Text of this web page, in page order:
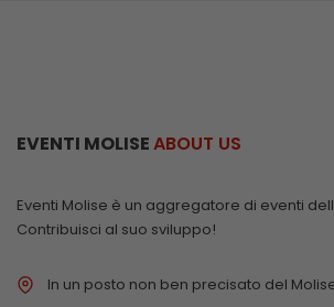
EVENTI MOLISEABOUT US
Eventi Molise è un aggregatore di eventi
Contribuisci al suo sviluppo!
In un posto non ben precisato del